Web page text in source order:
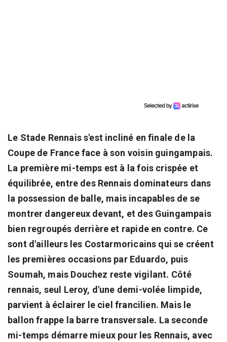
Le Stade Rennais s'est incliné en finale de la
Coupe de France face à son voisin guingampais.
La première mi-temps est à la fois crispée et
équilibrée, entre des Rennais dominateurs dans
la possession de balle, mais incapables de se
montrer dangereux devant, et des Guingampais
bien regroupés derrière et rapide en contre. Ce
sont d'ailleurs les Costarmoricains qui se créent
les premières occasions par Eduardo, puis
Soumah, mais Douchez reste vigilant. Côté
rennais, seul Leroy, d'une demi-volée limpide,
parvient à éclairer le ciel francilien. Mais le
ballon frappe la barre transversale. La seconde
mi-temps démarre mieux pour les Rennais, avec